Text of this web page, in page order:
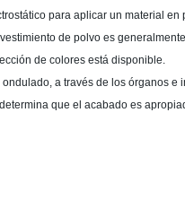
para aplicar un material
de polvo es
de colores está disponible.
a través de los órganos
que el acabado es